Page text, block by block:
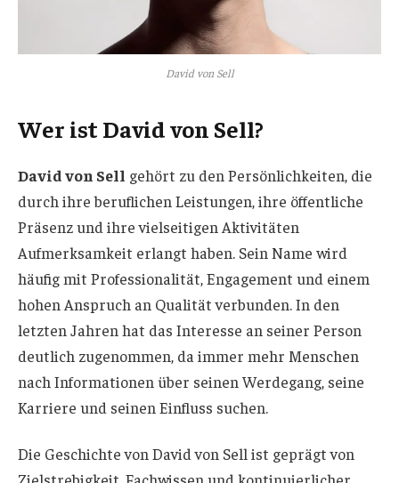
David von Sell
Wer ist David von Sell?
David von Sell gehört zu den Persönlichkeiten, die
durch ihre beruflichen Leistungen, ihre öffentliche
Präsenz und ihre vielseitigen Aktivitäten
Aufmerksamkeit erlangt haben. Sein Name wird
häufig mit Professionalität, Engagement und einem
hohen Anspruch an Qualität verbunden. In den
letzten Jahren hat das Interesse an seiner Person
deutlich zugenommen, da immer mehr Menschen
nach Informationen über seinen Werdegang, seine
Karriere und seinen Einfluss suchen.
Die Geschichte von David von Sell ist geprägt von